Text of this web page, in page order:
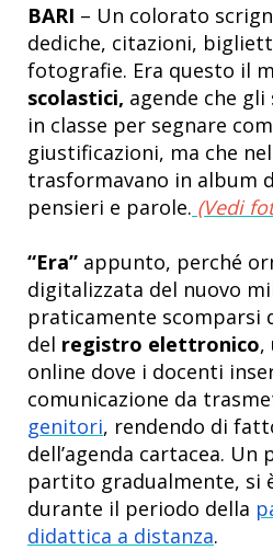
BARI – Un colorato
dediche, citazioni,
fotografie. Era questo il
scolastici, agende che
in classe per segnare
giustificazioni, ma che
trasformavano in album
pensieri e parole. (Vedi
“Era” appunto, perché
digitalizzata del nuovo
praticamente scomparsi
del registro elettronico,
online dove i docenti
comunicazione da
genitori, rendendo di
dell’agenda cartacea. Un
partito gradualmente, si
durante il periodo della
didattica a distanza.